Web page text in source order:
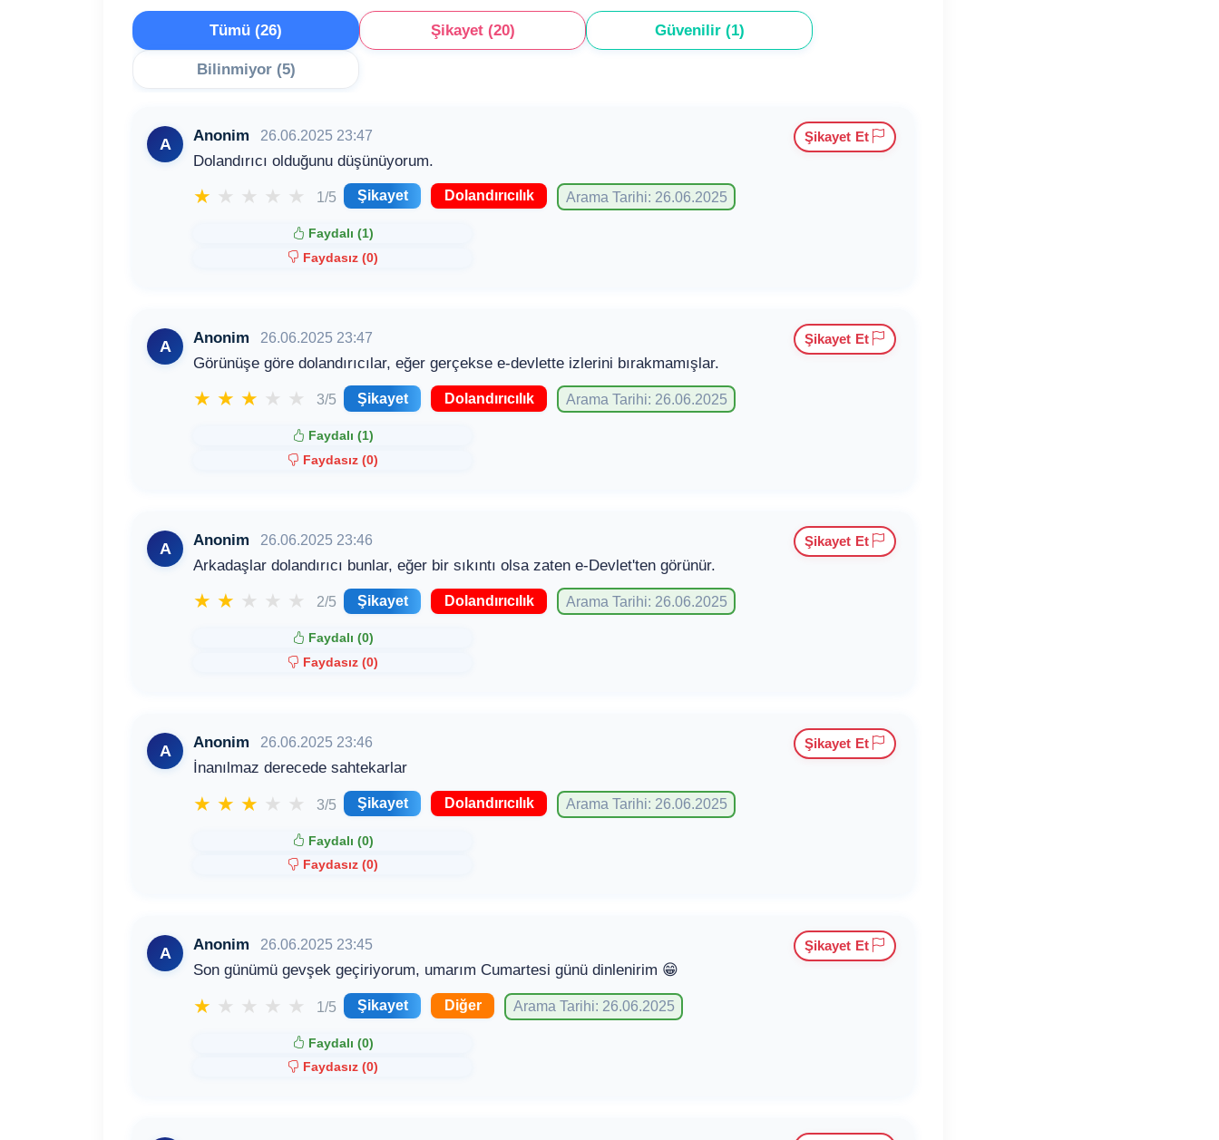
Tümü (26) Şikayet (20) Güvenilir (1)
Bilinmiyor (5)
A Anonim 26.06.2025 23:47
Dolandırıcı olduğunu düşünüyorum.
★ ★ ★ ★ ★ 1/5 Şikayet Dolandırıcılık Arama Tarihi: 26.06.2025
Faydalı (1)
Faydasız (0)
Şikayet Et
A Anonim 26.06.2025 23:47
Görünüşe göre dolandırıcılar, eğer gerçekse e-devlette izlerini bırakmamışlar.
★ ★ ★ ★ ★ 3/5 Şikayet Dolandırıcılık Arama Tarihi: 26.06.2025
Faydalı (1)
Faydasız (0)
Şikayet Et
A Anonim 26.06.2025 23:46
Arkadaşlar dolandırıcı bunlar, eğer bir sıkıntı olsa zaten e-Devlet'ten görünür.
★ ★ ★ ★ ★ 2/5 Şikayet Dolandırıcılık Arama Tarihi: 26.06.2025
Faydalı (0)
Faydasız (0)
Şikayet Et
A Anonim 26.06.2025 23:46
İnanılmaz derecede sahtekarlar
★ ★ ★ ★ ★ 3/5 Şikayet Dolandırıcılık Arama Tarihi: 26.06.2025
Faydalı (0)
Faydasız (0)
Şikayet Et
A Anonim 26.06.2025 23:45
Son günümü gevşek geçiriyorum, umarım Cumartesi günü dinlenirim 😁
★ ★ ★ ★ ★ 1/5 Şikayet Diğer Arama Tarihi: 26.06.2025
Faydalı (0)
Faydasız (0)
Şikayet Et